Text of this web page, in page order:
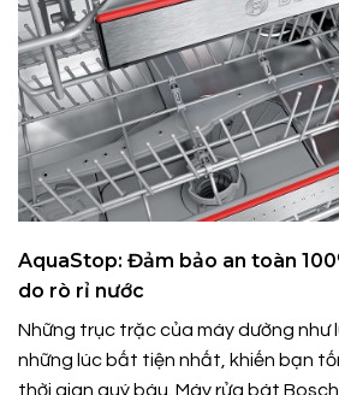
AquaStop: Đảm bảo an toàn
do rò rỉ nước
Những trục trặc của máy dường như
những lúc bất tiện nhất, khiến bạn
thời gian quý báu. Máy rửa bát Bosch